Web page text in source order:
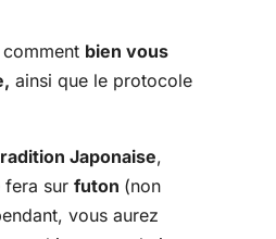
bien vous
ainsi que le protocole
Japonaise,
fera surfuton (non
vous aurez